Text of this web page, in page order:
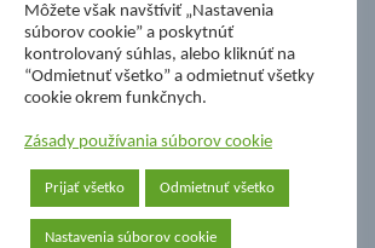
a.s.
Môžete však navštíviť „Nastavenia
súborov cookie” a poskytnúť
kontrolovaný súhlas, alebo kliknúť na
“Odmietnuť všetko” a odmietnuť všetky
cookie okrem funkčnych.
Zásady používania súborov cookie
Prijať všetko Odmietnuť všetko
Nastavenia súborov cookie